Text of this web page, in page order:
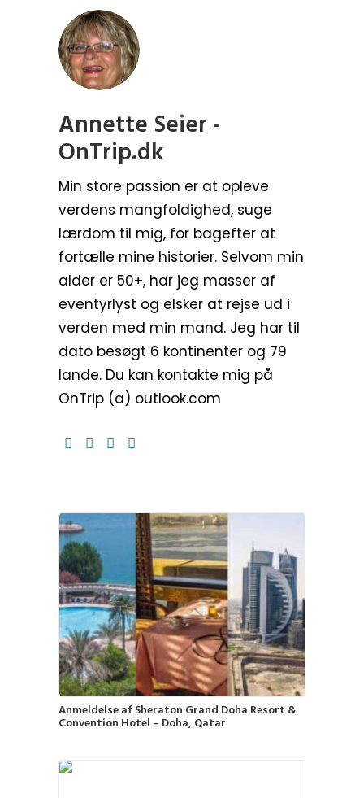
Annette Seier -
OnTrip.dk
Min store passion er at opleve
verdens mangfoldighed, suge
lærdom til mig, for bagefter at
fortælle mine historier. Selvom min
alder er 50+, har jeg masser af
eventyrlyst og elsker at rejse ud i
verden med min mand. Jeg har til
dato besøgt 6 kontinenter og 79
lande. Du kan kontakte mig på
OnTrip (a) outlook.com
Anmeldelse af Sheraton Grand Doha Resort &
Convention Hotel – Doha, Qatar